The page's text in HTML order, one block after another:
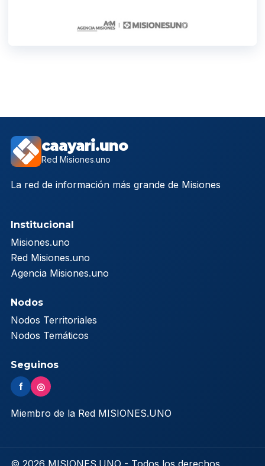
caayari.uno
Red Misiones.uno
La red de información más grande de Misiones
Institucional
Misiones.uno
Red Misiones.uno
Agencia Misiones.uno
Nodos
Nodos Territoriales
Nodos Temáticos
Seguinos
f ◎
Miembro de la Red MISIONES.UNO
© 2026 MISIONES.UNO - Todos los derechos